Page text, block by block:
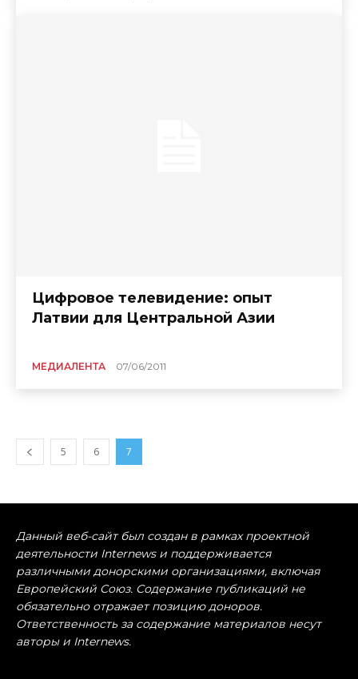
Цифровое телевидение: опыт
Латвии для Центральной Азии
МЕДИАЛЕНТА 07/06/2011
5 6 7
Данный веб-сайт был создан в рамках проектной
деятельности Internews и поддерживается
различными донорскими организациями, включая
Европейский Союз. Содержание публикаций не
обязательно отражает позицию доноров.
Ответственность за содержание материалов несут
авторы и Internews.